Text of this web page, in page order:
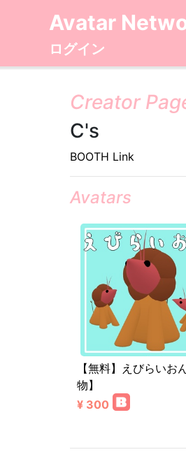
Avatar
ログイン
Creator
C's
BOOTH Link
Avatars
【無料】えびらいお
物】
¥ 300